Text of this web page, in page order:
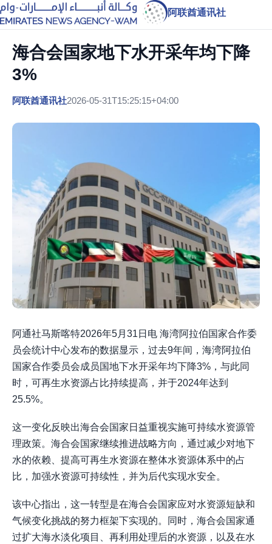
阿联酋通讯社
海合会国家地下水开采年均下降
3%
阿联酋通讯社2026-05-31T15:25:15+04:00
阿通社马斯喀特2026年5月31日电 海湾阿拉伯国家合作委
员会统计中心发布的数据显示，过去9年间，海湾阿拉伯
国家合作委员会成员国地下水开采年均下降3%，与此同
时，可再生水资源占比持续提高，并于2024年达到
25.5%。
这一变化反映出海合会国家日益重视实施可持续水资源管
理政策。海合会国家继续推进战略方向，通过减少对地下
水的依赖、提高可再生水资源在整体水资源体系中的占
比，加强水资源可持续性，并为后代实现水安全。
该中心指出，这一转型是在海合会国家应对水资源短缺和
气候变化挑战的努力框架下实现的。同时，海合会国家通
过扩大海水淡化项目、再利用处理后的水资源，以及在水